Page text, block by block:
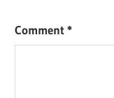
Comment*